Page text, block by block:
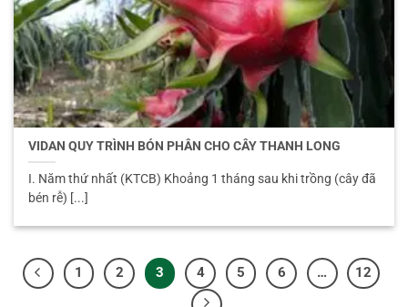
VIDAN QUY TRÌNH BÓN PHÂN CHO CÂY THANH LONG
I. Năm thứ nhất (KTCB) Khoảng 1 tháng sau khi trồng (cây đã
bén rễ) [...]
1 2 3 4 5 6 … 12